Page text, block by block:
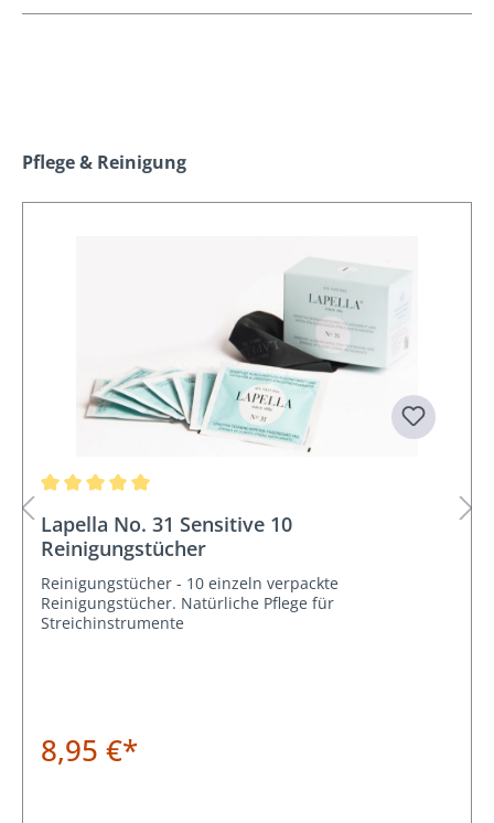
Produktgalerie überspringen
Pflege & Reinigung
Lapella No. 31 Sensitive 10
Reinigungstücher
Reinigungstücher - 10 einzeln verpackte
Reinigungstücher. Natürliche Pflege für
Streichinstrumente
8,95 €*